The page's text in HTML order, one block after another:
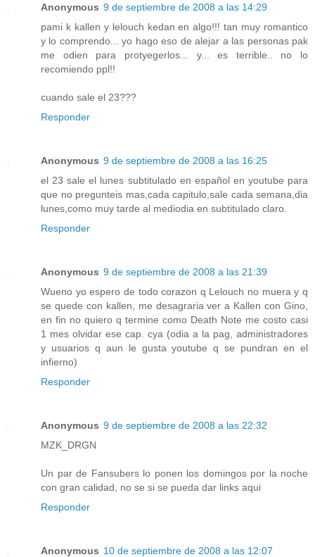
Anonymous 9 de septiembre de 2008 a las 14:29
pami k kallen y lelouch kedan en algo!!! tan muy romantico
y lo comprendo... yo hago eso de alejar a las personas pak
me odien para protyegerlos... y... es terrible.. no lo
recomiendo ppl!!
cuando sale el 23???
Responder
Anonymous 9 de septiembre de 2008 a las 16:25
el 23 sale el lunes subtitulado en español en youtube para
que no pregunteis mas,cada capitulo,sale cada semana,dia
lunes,como muy tarde al mediodia en subtitulado claro.
Responder
Anonymous 9 de septiembre de 2008 a las 21:39
Wueno yo espero de todo corazon q Lelouch no muera y q
se quede con kallen, me desagraria ver a Kallen con Gino,
en fin no quiero q termine como Death Note me costo casi
1 mes olvidar ese cap. cya (odia a la pag, administradores
y usuarios q aun le gusta youtube q se pundran en el
infierno)
Responder
Anonymous 9 de septiembre de 2008 a las 22:32
MZK_DRGN
Un par de Fansubers lo ponen los domingos por la noche
con gran calidad, no se si se pueda dar links aqui
Responder
Anonymous 10 de septiembre de 2008 a las 12:07